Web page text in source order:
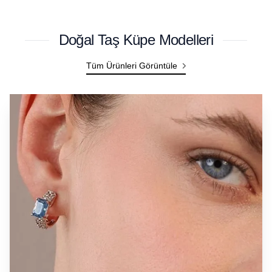
Doğal Taş Küpe Modelleri
Tüm Ürünleri Görüntüle